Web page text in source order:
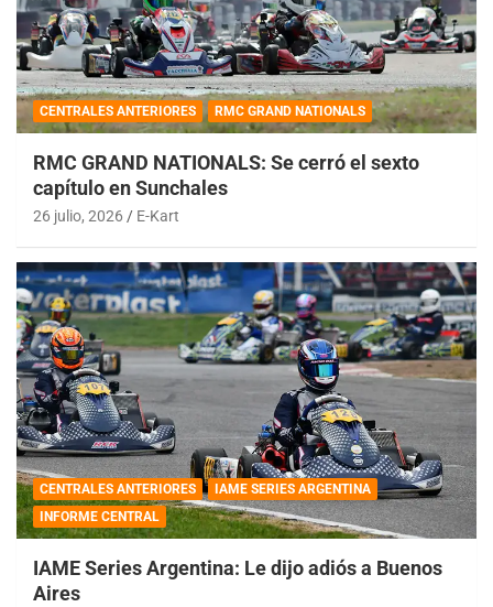
CENTRALES ANTERIORES RMC GRAND NATIONALS
RMC GRAND NATIONALS: Se cerró el sexto
capítulo en Sunchales
26 julio, 2026 E-Kart
CENTRALES ANTERIORES
IAME SERIES ARGENTINA
INFORME CENTRAL
IAME Series Argentina: Le dijo adiós a Buenos
Aires